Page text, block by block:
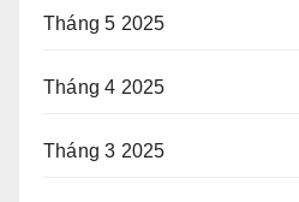
Tháng 5 2025
Tháng 4 2025
Tháng 3 2025